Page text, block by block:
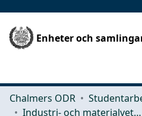
Enheter och
Chalmers ODR
Industri- och materialvetenskap (IMS)